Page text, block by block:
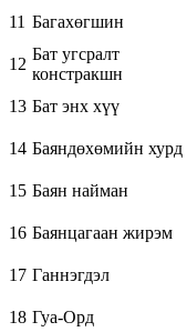
11 Багахөгшин
12
Бат угсралт
констракшн
13 Бат энх хүү
14 Баяндөхөмийн хурд
15 Баян найман
16 Баянцагаан жирэм
17 Ганнэгдэл
18 Гуа-Орд